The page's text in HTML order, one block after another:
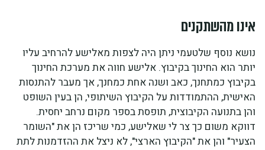
אינו מהשתקנים
נושא נוסף שלטעמי ניתן היה לצפות מאלישע להרחיב עליו
יותר הוא החינוך בקיבוץ. אלישע חווה את מערכת החינוך
בקיבוץ כמתחנך, כאב ושנה אחת כמחנך, אך מעבר להתנסות
האישית, ההתמודדות על הקיבוץ השיתופי, הן בעין השופט
והן בתנועה הקיבוצית, תופסת בספר מקום נרחב יחסית.
דווקא משום כך צר לי שאלישע, כמי שריכז הן את "השומר
הצעיר" והן את "הקיבוץ הארצי", לא ניצל את ההזדמנות לתת